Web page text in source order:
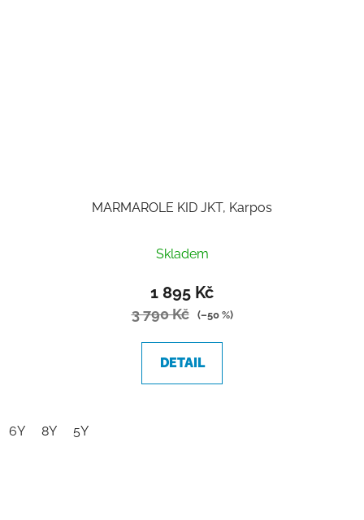
MARMAROLE KID JKT, Karpos
Skladem
1 895 Kč
3 790 Kč (–50 %)
DETAIL
6Y 8Y 5Y